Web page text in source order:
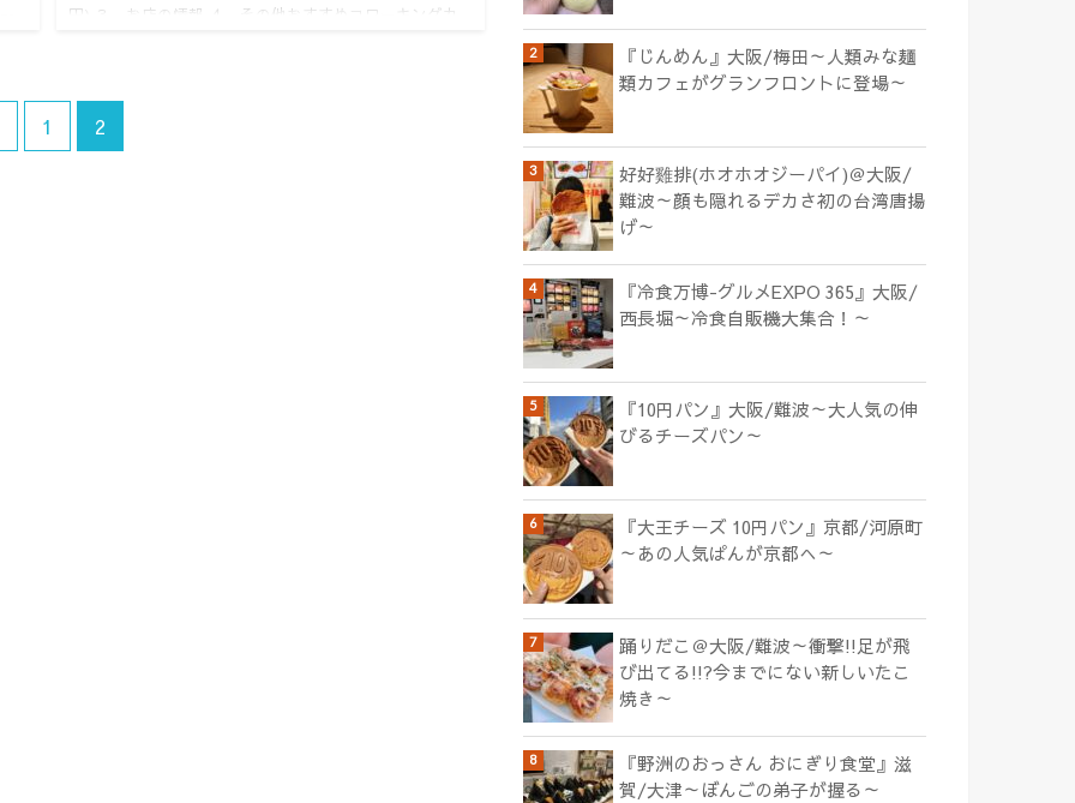
円) ３．お店の情報 ４．その他おすすめコワーキングカ
1 2
『じんめん』大阪/梅田～人類みな麺
類カフェがグランフロントに登場～
好好雞排(ホオホオジーパイ)＠大阪/
難波～顔も隠れるデカさ初の台湾唐揚
げ～
『冷食万博-グルメEXPO 365』大阪/
西長堀～冷食自販機大集合！～
『10円パン』大阪/難波～大人気の伸
びるチーズパン～
『大王チーズ 10円パン』京都/河原町
～あの人気ぱんが京都へ～
踊りだこ＠大阪/難波～衝撃!!足が飛
び出てる!!?今までにない新しいたこ
焼き～
『野洲のおっさん おにぎり食堂』滋
賀/大津～ぼんごの弟子が握る～